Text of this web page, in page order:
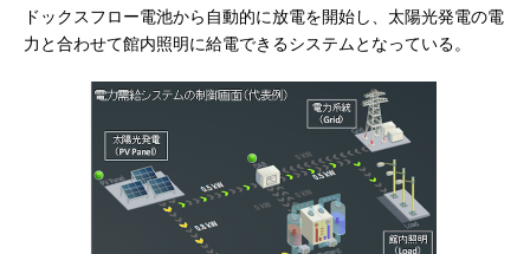
ドックスフロー電池から自動的に放電を開始し、太陽光発電の電
力と合わせて館内照明に給電できるシステムとなっている。